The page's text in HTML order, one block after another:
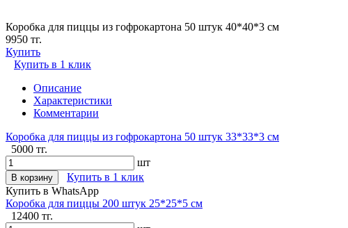
Коробка для пиццы из гофрокартона 50 штук 40*40*3 см
9950 тг.
Купить
Купить в 1 клик
Описание
Характеристики
Комментарии
Коробка для пиццы из гофрокартона 50 штук 33*33*3 см
5000 тг.
шт
В корзину
Купить в 1 клик
Купить в WhatsApp
Коробка для пиццы 200 штук 25*25*5 см
12400 тг.